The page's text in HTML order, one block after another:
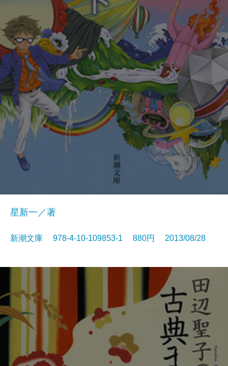
星新一／著
新潮文庫 978-4-10-109853-1 880円 2013/08/28